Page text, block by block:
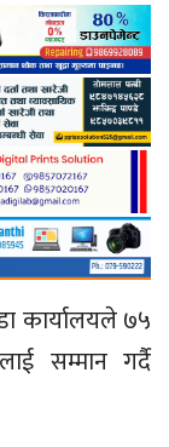
कार्यालयले ७५
सम्मान गर्दै